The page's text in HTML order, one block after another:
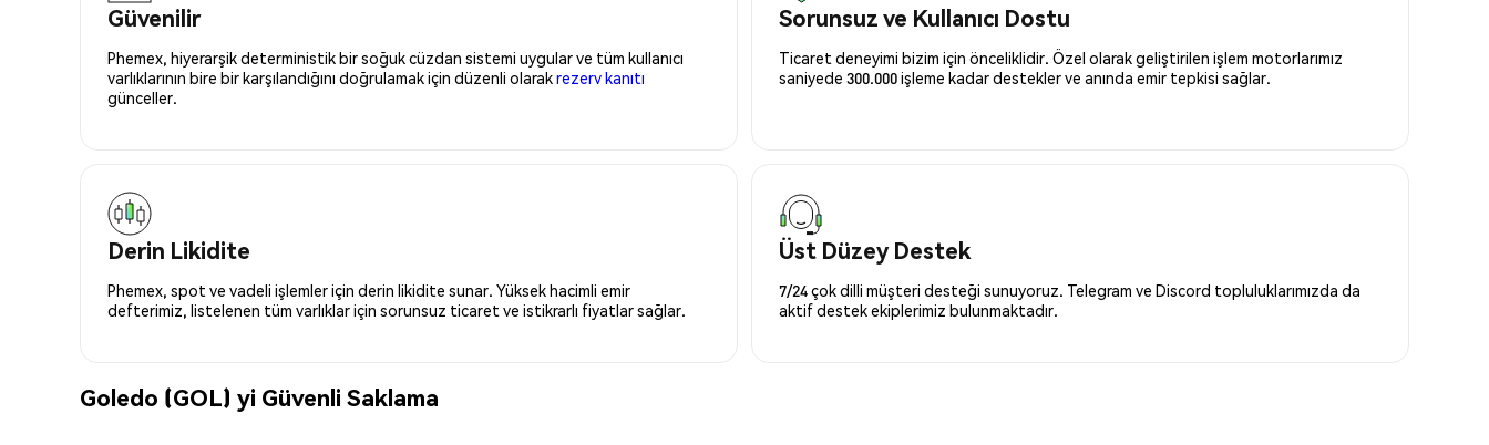
Güvenilir
Phemex, hiyerarşik deterministik bir soğuk cüzdan sistemi uygular ve tüm kullanıcı
varlıklarının bire bir karşılandığını doğrulamak için düzenli olarakrezerv kanıtı
günceller.
Sorunsuz ve Kullanıcı Dostu
Ticaret deneyimi bizim için önceliklidir. Özel olarak geliştirilen işlem motorlarımız
saniyede 300.000 işleme kadar destekler ve anında emir tepkisi sağlar.
Derin Likidite
Phemex, spot ve vadeli işlemler için derin likidite sunar. Yüksek hacimli emir
defterimiz, listelenen tüm varlıklar için sorunsuz ticaret ve istikrarlı fiyatlar sağlar.
Üst Düzey Destek
7/24 çok dilli müşteri desteği sunuyoruz. Telegram ve Discord topluluklarımızda da
aktif destek ekiplerimiz bulunmaktadır.
Goledo (GOL) yi Güvenli Saklama